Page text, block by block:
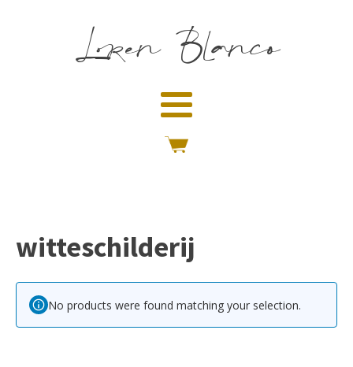
Loren Blanco
witteschilderij
No products were found matching your selection.